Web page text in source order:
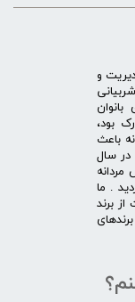
مدیریت و
بود،
باعث
در سال
. ما
برند